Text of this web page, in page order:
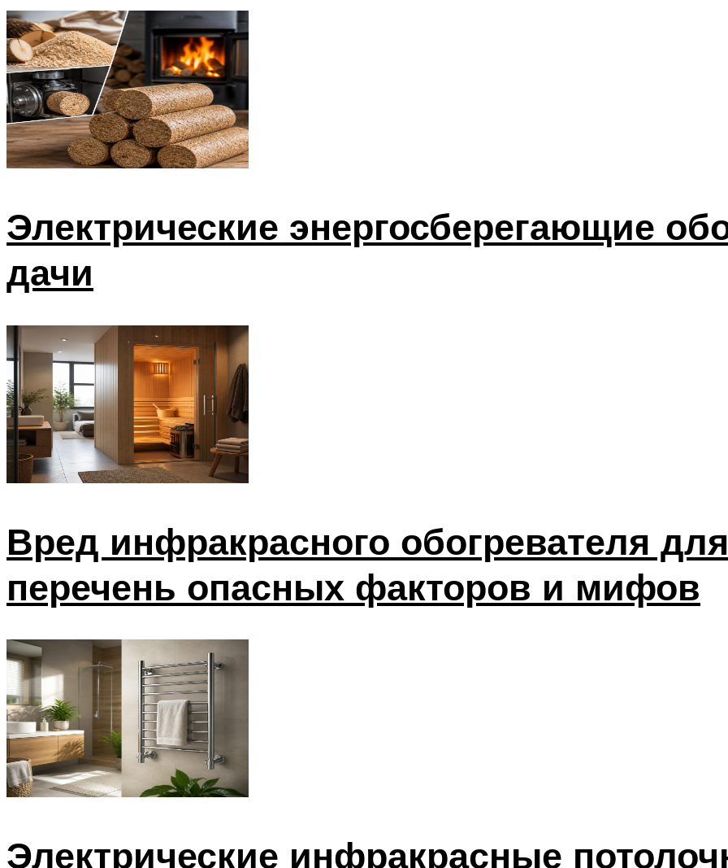
Электрические энергосберегающие
дачи
Вред инфракрасного обогревателя
перечень опасных факторов и мифов
Электрические инфракрасные